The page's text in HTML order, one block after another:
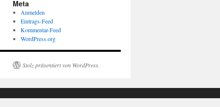
Meta
Anmelden
Eintrags-Feed
Kommentar-Feed
WordPress.org
Stolz präsentiert von WordPress.